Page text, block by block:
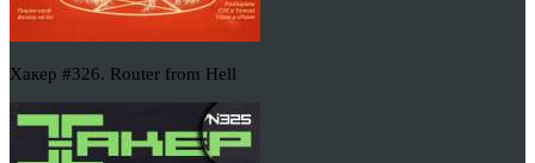
Хакер #326. Router from Hell